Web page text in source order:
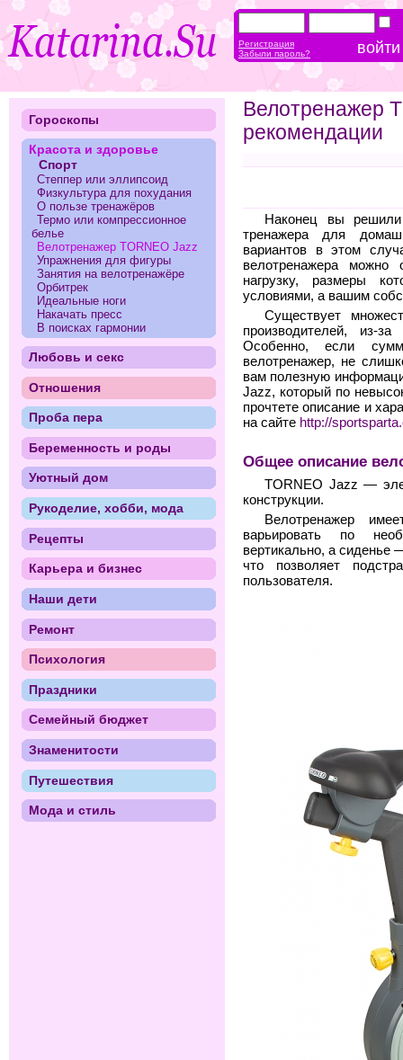
Велотренажер
рекомендации
Наконец вы
тренажера для
вариантов в этом
велотренажера можно
нагрузку, размеры
условиями, а вашим
Существует
производителей, из-
Особенно, если
велотренажер, не
вам полезную
Jazz, который по
прочтете описание и
на сайте http://
Общее описание
TORNEO Jazz —
конструкции.
Велотренажер
варьировать по
вертикально, а сиденье
что позволяет
пользователя.
Гороскопы
Красота и здоровье
Спорт
Степпер или эллипсоид
Физкультура для похудания
О пользе тренажёров
Термо или компрессионное
белье
Велотренажер TORNEO Jazz
Упражнения для фигуры
Занятия на велотренажёре
Орбитрек
Идеальные ноги
Накачать пресс
В поисках гармонии
Любовь и секс
Отношения
Проба пера
Беременность и роды
Уютный дом
Рукоделие, хобби, мода
Рецепты
Карьера и бизнес
Наши дети
Ремонт
Психология
Праздники
Семейный бюджет
Знаменитости
Путешествия
Мода и стиль
Регистрация
Забыли пароль?